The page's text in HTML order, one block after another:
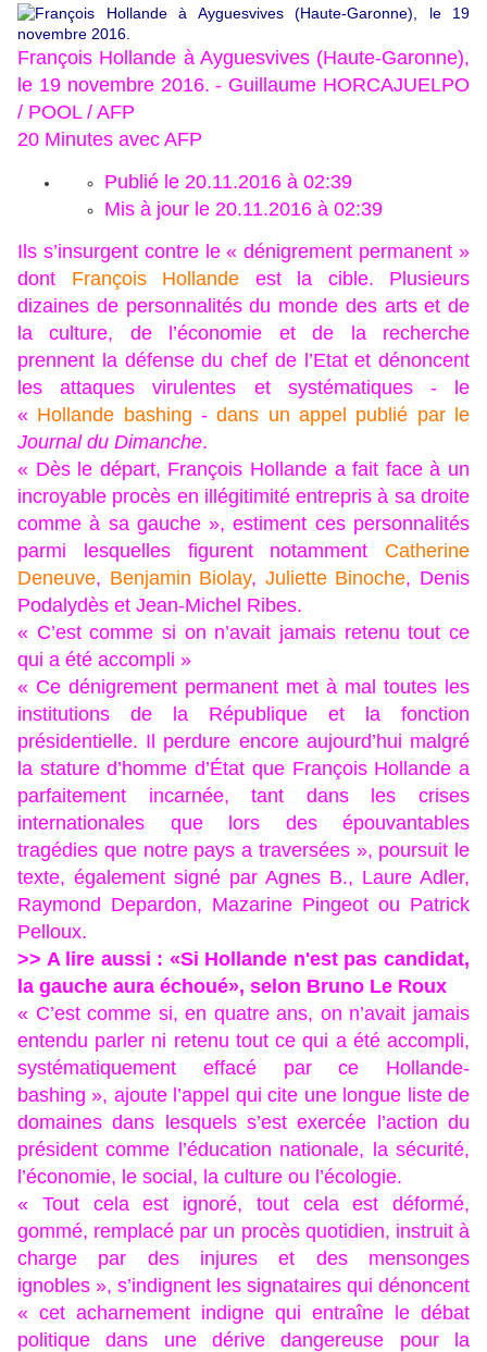
François Hollande à Ayguesvives (Haute-Garonne),
le 19 novembre 2016. - Guillaume HORCAJUELPO
/ POOL / AFP
20 Minutes avec AFP
Publié le 20.11.2016 à 02:39
Mis à jour le 20.11.2016 à 02:39
Ils s’insurgent contre le « dénigrement permanent »
dont François Hollande est la cible. Plusieurs
dizaines de personnalités du monde des arts et de
la culture, de l’économie et de la recherche
prennent la défense du chef de l’Etat et dénoncent
les attaques virulentes et systématiques - le
« Hollande bashing -dans un appel publié par le
Journal du Dimanche.
« Dès le départ, François Hollande a fait face à un
incroyable procès en illégitimité entrepris à sa droite
comme à sa gauche », estiment ces personnalités
parmi lesquelles figurent notamment Catherine
Deneuve, Benjamin Biolay, Juliette Binoche, Denis
Podalydès et Jean-Michel Ribes.
« C’est comme si on n’avait jamais retenu tout ce
qui a été accompli »
« Ce dénigrement permanent met à mal toutes les
institutions de la République et la fonction
présidentielle. Il perdure encore aujourd’hui malgré
la stature d’homme d’État que François Hollande a
parfaitement incarnée, tant dans les crises
internationales que lors des épouvantables
tragédies que notre pays a traversées », poursuit le
texte, également signé par Agnes B., Laure Adler,
Raymond Depardon, Mazarine Pingeot ou Patrick
Pelloux.
>> A lire aussi : «Si Hollande n'est pas candidat,
la gauche aura échoué», selon Bruno Le Roux
« C’est comme si, en quatre ans, on n’avait jamais
entendu parler ni retenu tout ce qui a été accompli,
systématiquement effacé par ce Hollande-
bashing », ajoute l’appel qui cite une longue liste de
domaines dans lesquels s’est exercée l’action du
président comme l’éducation nationale, la sécurité,
l’économie, le social, la culture ou l’écologie.
« Tout cela est ignoré, tout cela est déformé,
gommé, remplacé par un procès quotidien, instruit à
charge par des injures et des mensonges
ignobles », s’indignent les signataires qui dénoncent
« cet acharnement indigne qui entraîne le débat
politique dans une dérive dangereuse pour la